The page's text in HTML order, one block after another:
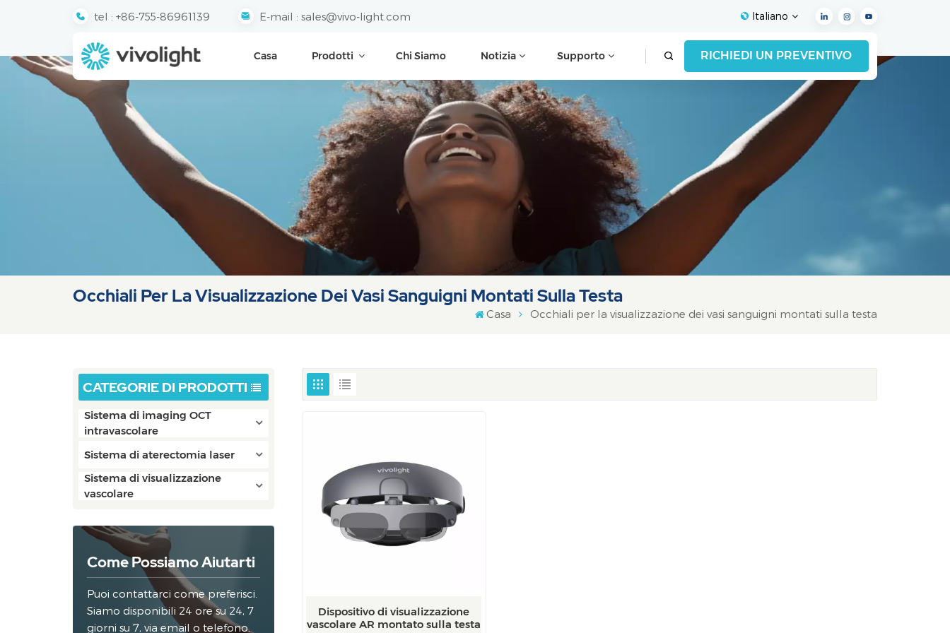
tel : +86-755-86961139 E-mail : sales@vivo-light.com Italiano
English
Español
Italiano
العربية
Casa Prodotti Chi Siamo Notizia Supporto RICHIEDI UN PREVENTIVO
Occhiali Per La Visualizzazione Dei Vasi Sanguigni Montati Sulla Testa
Casa Occhiali per la visualizzazione dei vasi sanguigni montati sulla testa
CATEGORIE DI PRODOTTI
Sistema di imaging OCT
intravascolare
Sistema di aterectomia laser
Sistema di visualizzazione
vascolare
Come Possiamo Aiutarti
Puoi contattarci come preferisci.
Siamo disponibili 24 ore su 24, 7
giorni su 7, via email o telefono.
Dispositivo di visualizzazione
vascolare AR montato sulla testa